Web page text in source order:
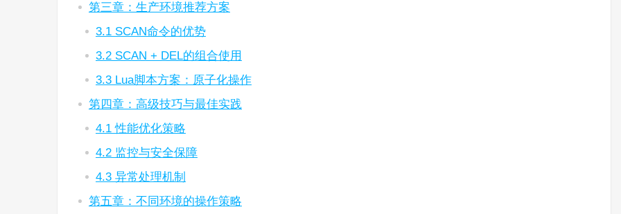
第三章：生产环境推荐方案
3.1 SCAN命令的优势
3.2 SCAN + DEL的组合使用
3.3 Lua脚本方案：原子化操作
第四章：高级技巧与最佳实践
4.1 性能优化策略
4.2 监控与安全保障
4.3 异常处理机制
第五章：不同环境的操作策略